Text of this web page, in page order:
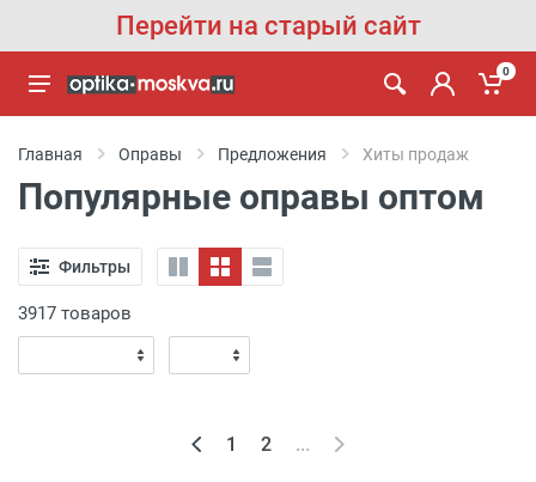
Перейти на старый сайт
0
Главная Оправы Предложения Хиты продаж
Популярные оправы оптом
Фильтры
3917 товаров
1 2 ...